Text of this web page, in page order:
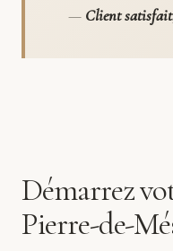
— Client satisfait
Démarrez
Pierre-de-